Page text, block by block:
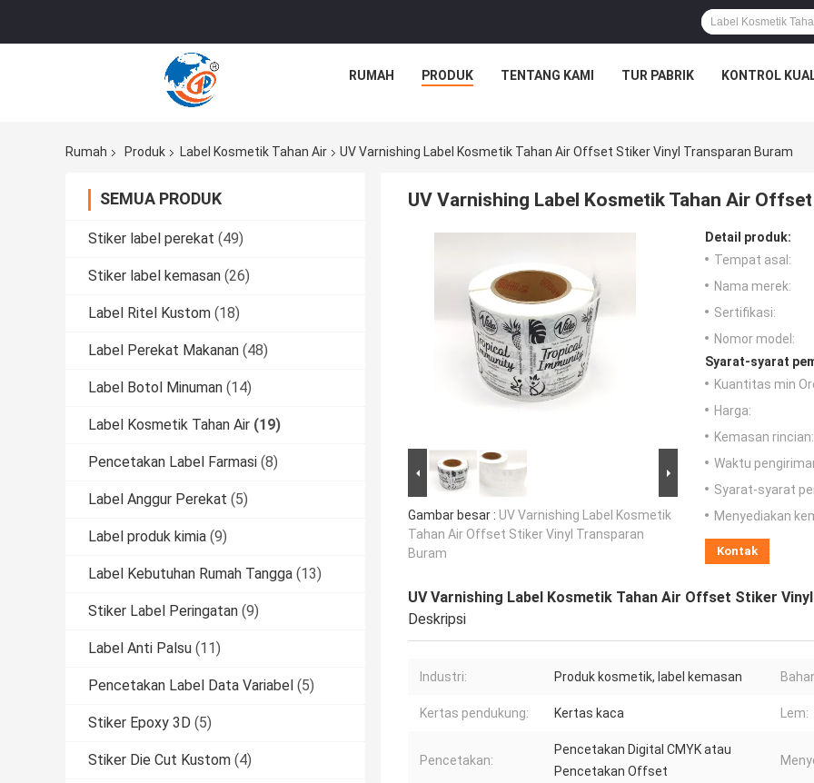
RUMAH PRODUK TENTANG KAMI TUR PABRIK KONTROL
Rumah Produk Label Kosmetik Tahan Air UV Varnishing Label Kosmetik Tahan Air Offset Stiker Vinyl Transparan Buram
SEMUA PRODUK
Stiker label perekat (49)
Stiker label kemasan (26)
Label Ritel Kustom (18)
Label Perekat Makanan (48)
Label Botol Minuman (14)
Label Kosmetik Tahan Air (19)
Pencetakan Label Farmasi (8)
Label Anggur Perekat (5)
Label produk kimia (9)
Label Kebutuhan Rumah Tangga (13)
Stiker Label Peringatan (9)
Label Anti Palsu (11)
Pencetakan Label Data Variabel (5)
Stiker Epoxy 3D (5)
Stiker Die Cut Kustom (4)
UV Varnishing Label Kosmetik Tahan Air
Gambar besar : UV Varnishing Label Kosmetik
Tahan Air Offset Stiker Vinyl Transparan
Buram
Detail produk:
Tempat asal:
Nama merek:
Sertifikasi:
Nomor model:
Syarat-syarat
Kuantitas min
Harga:
Kemasan rincian:
Waktu
Syarat-syarat
Menyediakan
Kontak
UV Varnishing Label Kosmetik Tahan Air Offset Stiker
Deskripsi
Industri: Produk kosmetik, label kemasan
Kertas pendukung: Kertas kaca Lem:
Pencetakan:
Pencetakan Digital CMYK atau
Pencetakan Offset